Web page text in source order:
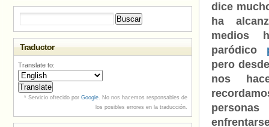
dice
ha
medios
paródico
pero
nos
Traductor
Translate to:
* Servicio ofrecido por Google. No nos hacemos responsables de
los posibles errores en la traducción.